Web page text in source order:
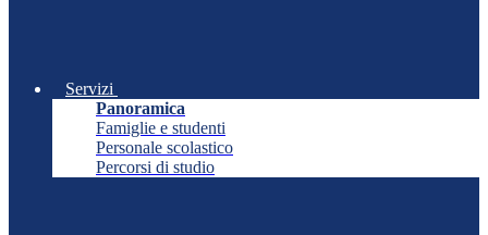
Servizi
Panoramica
Famiglie e studenti
Personale scolastico
Percorsi di studio